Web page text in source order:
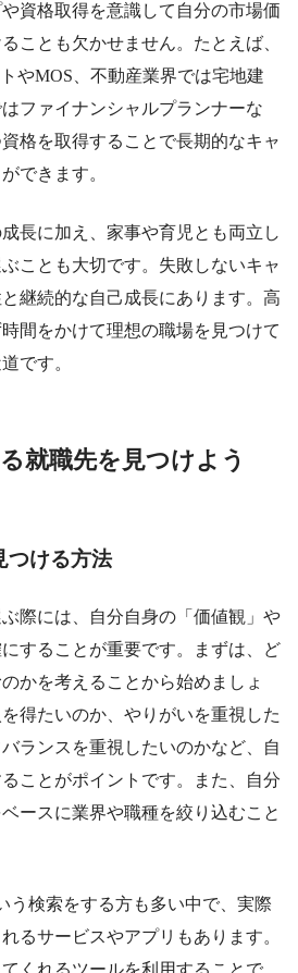
資格取得を意識して自分の市場価
ことも欠かせません。たとえば、
やMOS、不動産業界では宅地建
ファイナンシャルプランナーな
格を取得することで長期的なキャ
できます。
長に加え、家事や育児とも両立し
ことも大切です。失敗しないキャ
継続的な自己成長にあります。高
間をかけて理想の職場を見つけて
です。
就職先を見つけよう
つける方法
際には、自分自身の「価値観」や
にすることが重要です。まずは、ど
かを考えることから始めましょ
得たいのか、やりがいを重視した
ランスを重視したいのかなど、自
ことがポイントです。また、自分
ースに業界や職種を絞り込むこと
検索をする方も多い中で、実際
るサービスやアプリもあります。
くれるツールを利用することで、